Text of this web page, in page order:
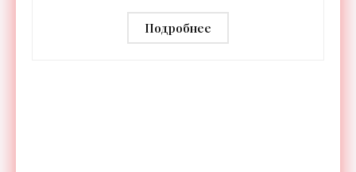
дальностью распознавания до 2 км
- «Гаджеты»
Подробнее